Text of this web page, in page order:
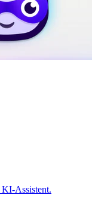
Assistent.